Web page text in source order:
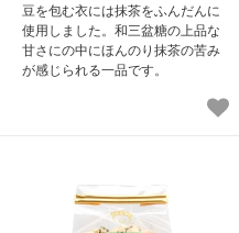
豆を包む衣には抹茶をふんだんに
使用しました。和三盆糖の上品な
甘さにの中にほんのり抹茶の苦み
が感じられる一品です。